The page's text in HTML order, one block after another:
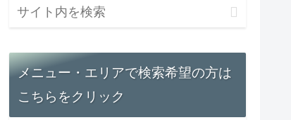
メニュー・エリアで検索希望の方は
こちらをクリック